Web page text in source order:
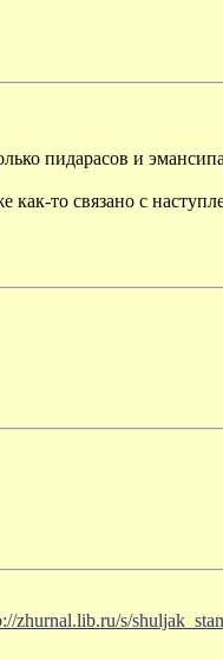
пидарасов и
то связано с
zhurnal.lib.ru/s/